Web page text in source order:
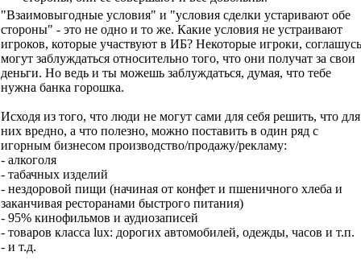
"Взаимовыгодные условия" и "условия сделки устаривают обе
стороны" - это не одно и то же. Какие условия не устраивают
игроков, которые участвуют в ИБ? Некоторые игроки,
могут заблуждаться относительно того, что они получат за свои
деньги. Но ведь и ты можешь заблуждаться, думая, что тебе
нужна банка горошка.
Исходя из того, что люди не могут сами для себя решить, что для
них вредно, а что полезно, можно поставить в один ряд с
игорным бизнесом производство/продажу/рекламу:
- алкоголя
- табачных изделий
- нездоровой пищи (начиная от конфет и пшеничного хлеба и
заканчивая ресторанами быстрого питания)
- 95% кинофильмов и аудиозаписей
- товаров класса lux: дорогих автомобилей, одежды, часов и т.п.
- и т.д.